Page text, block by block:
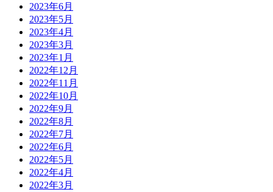
2023年6月
2023年5月
2023年4月
2023年3月
2023年1月
2022年12月
2022年11月
2022年10月
2022年9月
2022年8月
2022年7月
2022年6月
2022年5月
2022年4月
2022年3月